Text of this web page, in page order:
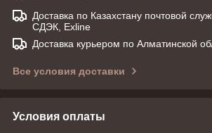
Доставка по Казахстану почтовой
СДЭК, Exline
Доставка курьером по Алматинской
Все условия доставки
Условия оплаты